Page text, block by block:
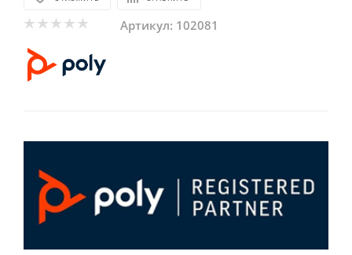
Артикул: 102081